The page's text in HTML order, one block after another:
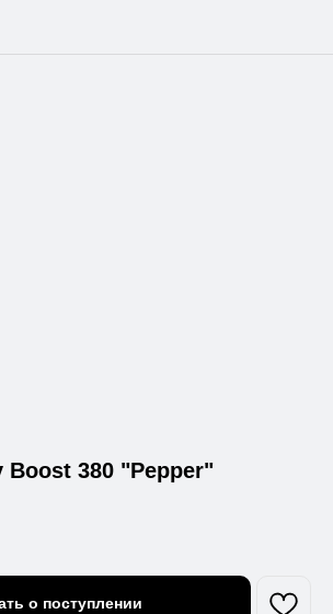
Boost 380 "Pepper"
о поступлении